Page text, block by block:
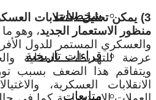
شخصيات
قراءات تاريخية
متابعات
3) يمكن تحليل الانقلابات
منظور الاستعمار الجديد، وهو
والعسكري المستمر للدول
عرضة للتهديدات المحلية
ويتفاقم هذا الضعف بسبب
الانقلابات العسكرية،